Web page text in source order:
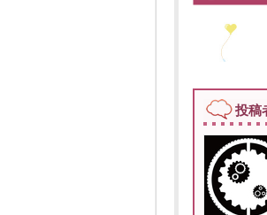
投稿